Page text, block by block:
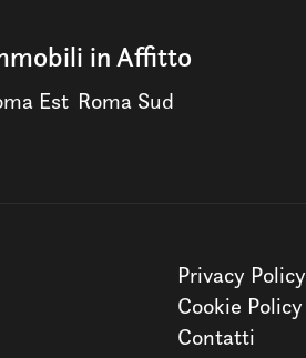
in Affitto
Est Roma Sud
Privacy Policy
Cookie Policy
Contatti